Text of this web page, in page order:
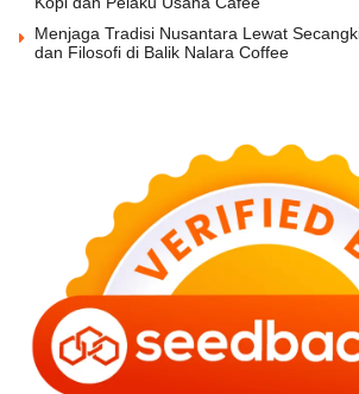
Menjaga Tradisi Nusantara Lewat
dan Filosofi di Balik Nalara Coffee